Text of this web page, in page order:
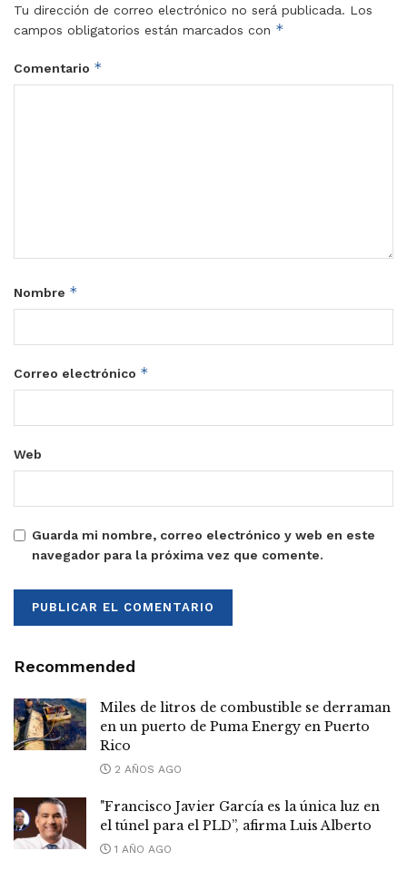
Tu dirección de correo electrónico no será publicada. Los
campos obligatorios están marcados con *
Comentario *
Nombre *
Correo electrónico *
Web
Guarda mi nombre, correo electrónico y web en este
navegador para la próxima vez que comente.
Recommended
Miles de litros de combustible se derraman
en un puerto de Puma Energy en Puerto
Rico
2 AÑOS AGO
"Francisco Javier García es la única luz en
el túnel para el PLD”, afirma Luis Alberto
1 AÑO AGO